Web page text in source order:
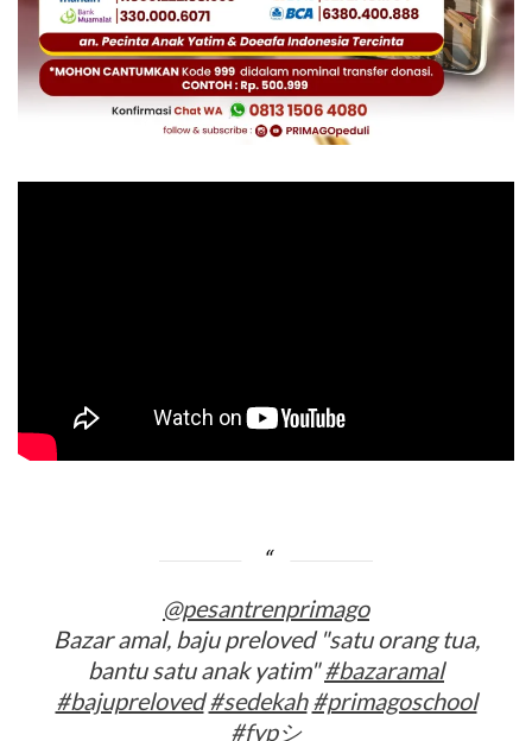
@pesantrenprimago
Bazar amal, baju preloved "satu orang tua,
bantu satu anak yatim"#bazaramal
#bajupreloved #sedekah #primagoschool
#fypシ